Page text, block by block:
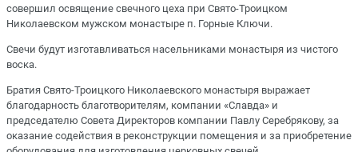
совершил освящение свечного цеха при Свято-Троицком
Николаевском мужском монастыре п. Горные Ключи.
Свечи будут изготавливаться насельниками монастыря из чистого
воска.
Братия Свято-Троицкого Николаевского монастыря выражает
благодарность благотворителям, компании «Славда» и
председателю Совета Директоров компании Павлу Серебрякову, за
оказание содействия в реконструкции помещения и за приобретение